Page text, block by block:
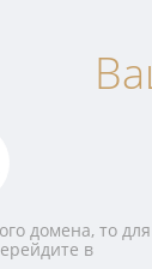
домена, то для
в